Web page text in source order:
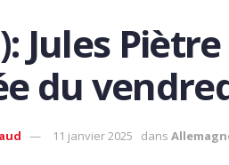
Jules
du
11 janvier 2025 dans